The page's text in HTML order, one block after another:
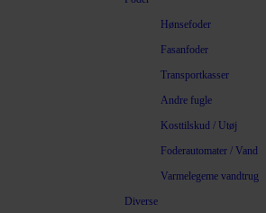
Hønsefoder
Fasanfoder
Transportkasser
Andre fugle
Kosttilskud / Utøj
Foderautomater / Vand
Varmelegeme vandtrug
Diverse